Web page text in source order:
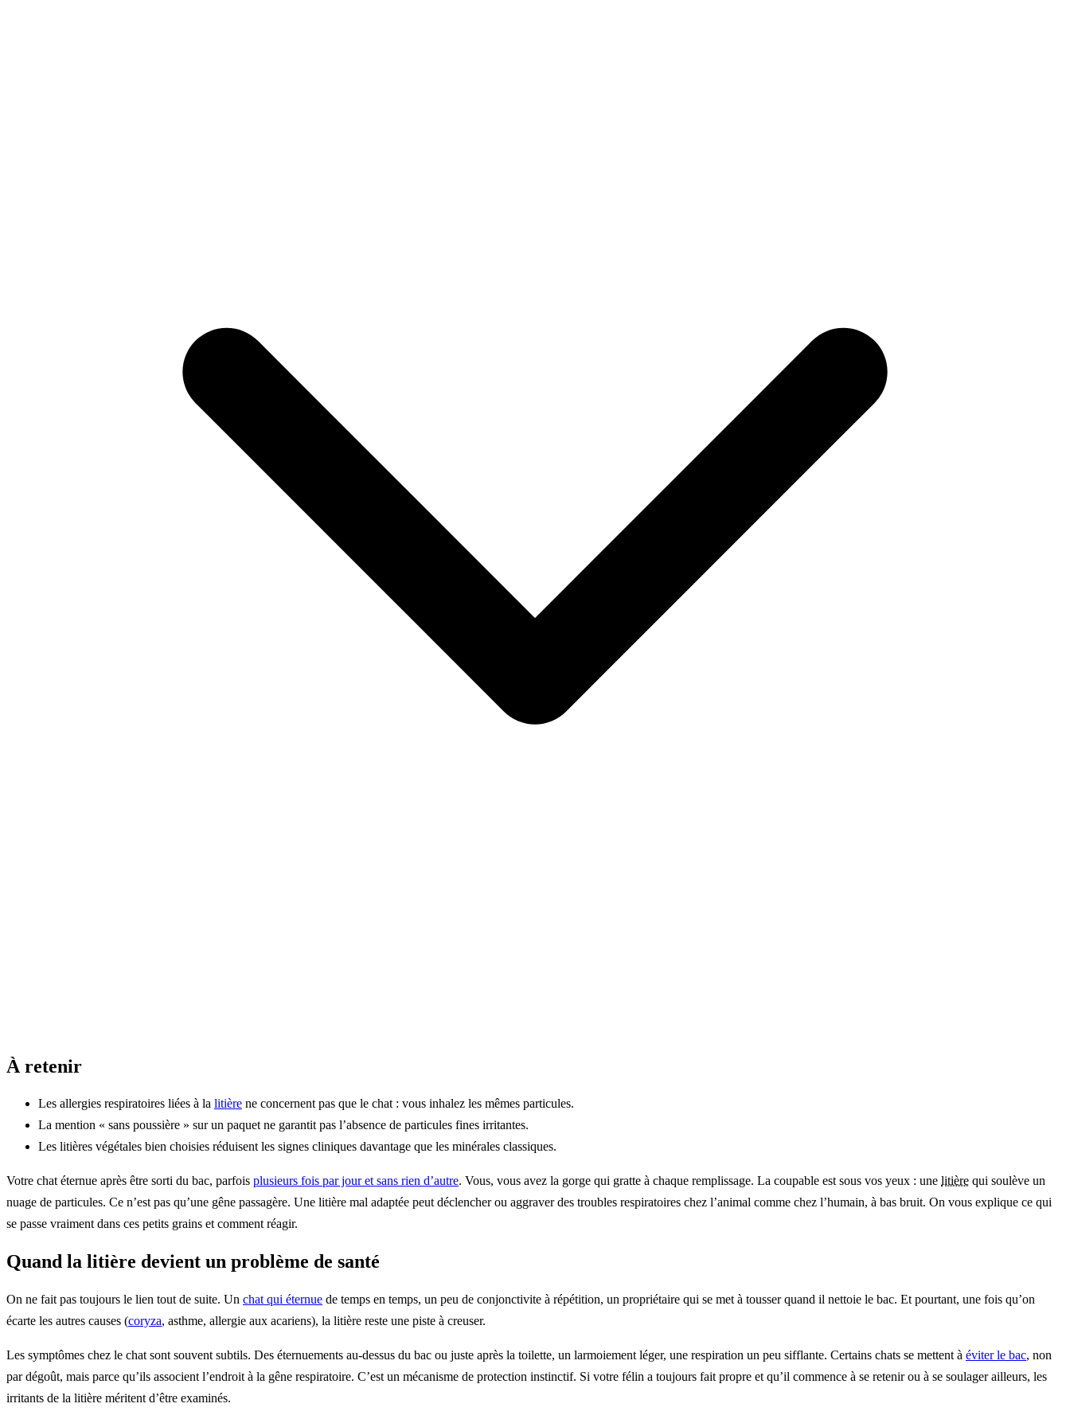
À retenir
Les allergies respiratoires liées à la litière ne concernent pas que le chat : vous inhalez les mêmes particules.
La mention « sans poussière » sur un paquet ne garantit pas l’absence de particules fines irritantes.
Les litières végétales bien choisies réduisent les signes cliniques davantage que les minérales classiques.
Votre chat éternue après être sorti du bac, parfois plusieurs fois par jour et sans rien d’autre. Vous, vous avez la gorge qui gratte à chaque remplissage. La coupable est sous vos yeux : une litière qui soulève un
nuage de particules. Ce n’est pas qu’une gêne passagère. Une litière mal adaptée peut déclencher ou aggraver des troubles respiratoires chez l’animal comme chez l’humain, à bas bruit. On vous explique ce qui
se passe vraiment dans ces petits grains et comment réagir.
Quand la litière devient un problème de santé
On ne fait pas toujours le lien tout de suite. Un chat qui éternue de temps en temps, un peu de conjonctivite à répétition, un propriétaire qui se met à tousser quand il nettoie le bac. Et pourtant, une fois qu’on
écarte les autres causes (coryza, asthme, allergie aux acariens), la litière reste une piste à creuser.
Les symptômes chez le chat sont souvent subtils. Des éternuements au-dessus du bac ou juste après la toilette, un larmoiement léger, une respiration un peu sifflante. Certains chats se mettent à éviter le bac, non
par dégoût, mais parce qu’ils associent l’endroit à la gêne respiratoire. C’est un mécanisme de protection instinctif. Si votre félin a toujours fait propre et qu’il commence à se retenir ou à se soulager ailleurs, les
irritants de la litière méritent d’être examinés.